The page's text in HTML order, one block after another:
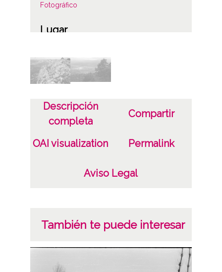
Fotográfico
Lugar
Licencia de las imágenes
CC BY-NC-SA 4.0
Descripción
completa
Compartir
OAI visualization Permalink
Aviso Legal
También te puede interesar